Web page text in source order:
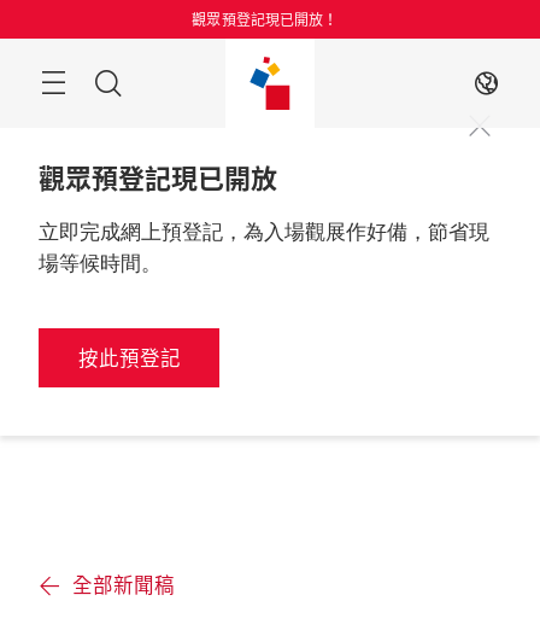
過
觀眾預登記現已開放！
目
ZH
觀眾預登記現已開放
立即完成網上預登記，為入場觀展作好備，節省現
場等候時間。
按此預登記
全部新聞稿